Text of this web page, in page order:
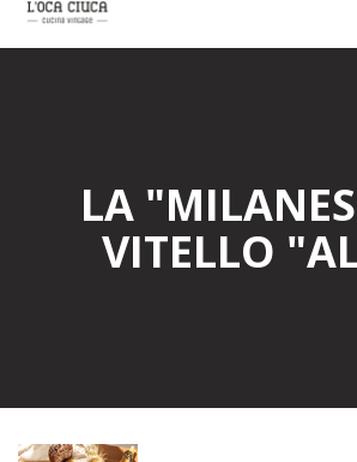
LA
VITELLO